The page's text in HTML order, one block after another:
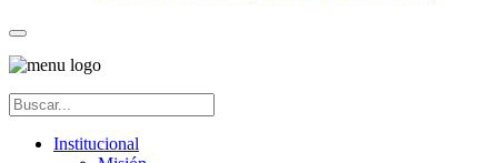
Institucional